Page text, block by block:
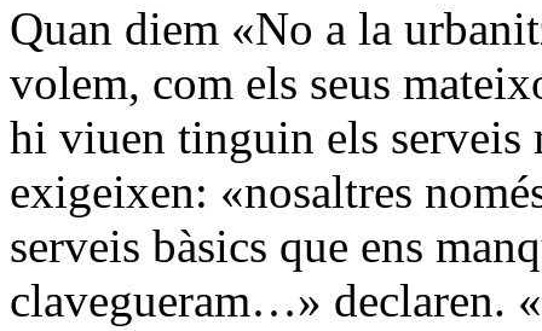
Quan diem «No a la
volem, com els seus
hi viuen tinguin els serveis
exigeixen: «nosaltres
serveis bàsics que ens
clavegueram…» declaren.